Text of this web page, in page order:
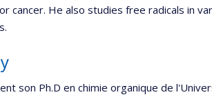
cancer. He also studies free radicals in
son Ph.D en chimie organique de